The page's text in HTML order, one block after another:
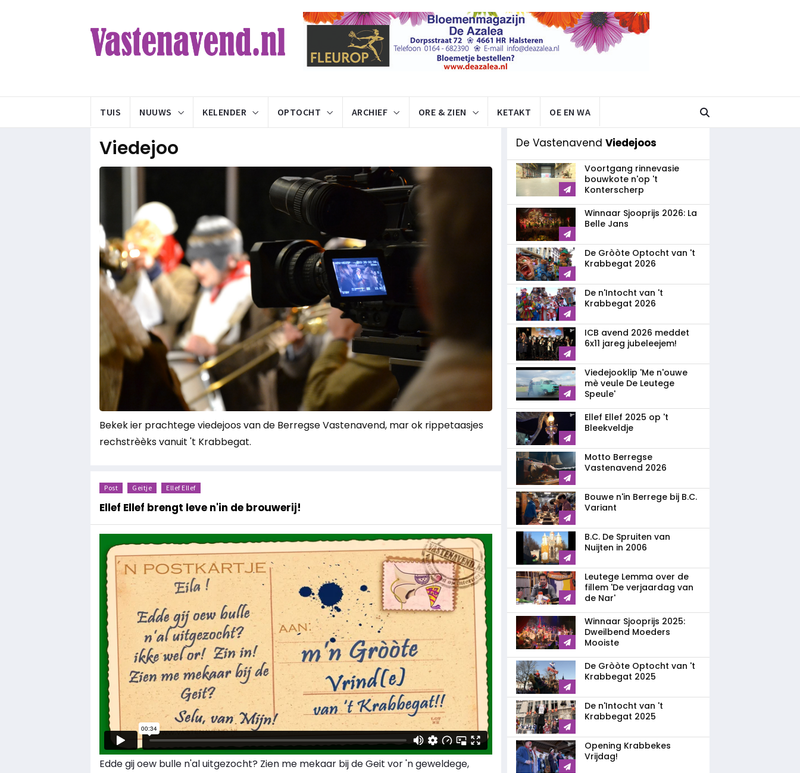
TUIS NUUWS KELENDER OPTOCHT ARCHIEF ORE & ZIEN KETAKT OE EN WA
Viedejoo
Bekek ier prachtege viedejoos van de Berregse Vastenavend, mar ok rippetaasjes
rechstrèèks vanuit 't Krabbegat.
Post Geitje Ellef Ellef
Ellef Ellef brengt leve n'in de brouwerij!
Edde gij oew bulle n'al uitgezocht? Zien me mekaar bij de Geit vor 'n geweldege,
De Vastenavend Viedejoos
Voortgang rinnevasie
bouwkote n'op 't
Konterscherp
Winnaar Sjooprijs 2026: La
Belle Jans
De Gròòte Optocht van 't
Krabbegat 2026
De n'Intocht van 't
Krabbegat 2026
ICB avend 2026 meddet
6x11 jareg jubeleejem!
Viedejooklip 'Me n'ouwe
mè veule De Leutege
Speule'
Ellef Ellef 2025 op 't
Bleekveldje
Motto Berregse
Vastenavend 2026
Bouwe n'in Berrege bij B.C.
Variant
B.C. De Spruiten van
Nuijten in 2006
Leutege Lemma over de
fillem 'De verjaardag van
de Nar'
Winnaar Sjooprijs 2025:
Dweilbend Moeders
Mooiste
De Gròòte Optocht van 't
Krabbegat 2025
De n'Intocht van 't
Krabbegat 2025
Opening Krabbekes
Vrijdag!